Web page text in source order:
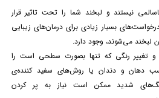
نیستند و لبخند شما را تحت تاثیر قرار
بسیار زیادی برایدرمان‌های زیبایی
می‌شوند، وجود دارد.
و تغییر رنگی که تنها بصورت سطحی است را
دهان و دندان یا روش‌های سفید کننده‌ی
شدید ممکن است نیاز به پر کردن